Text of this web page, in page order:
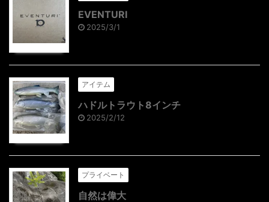
EVENTURI
2025/3/1
アイテム
ハドルトラウト8インチ
2025/2/12
プライベート
自然は偉大